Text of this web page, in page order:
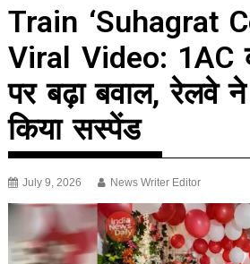
Train ‘Suhagrat
Viral Video: 1AC
पर बढ़ा बवाल, रेलवे
किया सस्पेंड
July 9, 2026 News Writer Editor